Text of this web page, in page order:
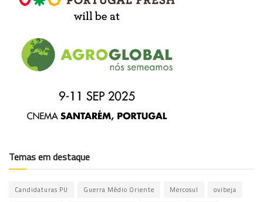
Temas em destaque
Candidaturas PU Guerra Médio Oriente Mercosul ovibeja